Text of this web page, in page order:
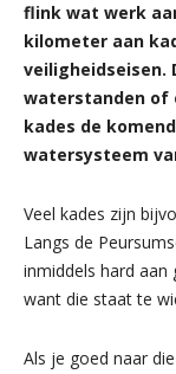
flink wat werk
kilometer aan
veiligheidseisen.
waterstanden of
kades de
watersysteem
Veel kades zijn
Langs de
inmiddels hard aan
want die staat te
Als je goed naar